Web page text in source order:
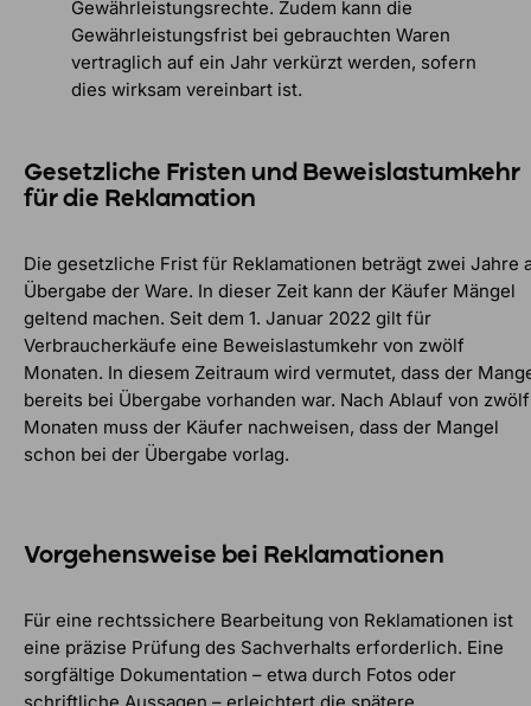
Gewährleistungsrechte. Zudem kann die
Gewährleistungsfrist bei gebrauchten Waren
vertraglich auf ein Jahr verkürzt werden, sofern
dies wirksam vereinbart ist.
Gesetzliche Fristen und Beweislastumkehr
für die Reklamation
Die gesetzliche Frist für Reklamationen beträgt zwei Jahre
Übergabe der Ware. In dieser Zeit kann der Käufer Mängel
geltend machen. Seit dem 1. Januar 2022 gilt für
Verbraucherkäufe eine Beweislastumkehr von zwölf
Monaten. In diesem Zeitraum wird vermutet, dass der
bereits bei Übergabe vorhanden war. Nach Ablauf von zwölf
Monaten muss der Käufer nachweisen, dass der Mangel
schon bei der Übergabe vorlag.
Vorgehensweise bei Reklamationen
Für eine rechtssichere Bearbeitung von Reklamationen ist
eine präzise Prüfung des Sachverhalts erforderlich. Eine
sorgfältige Dokumentation – etwa durch Fotos oder